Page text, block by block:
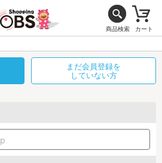
商品検索 カート
まだ会員登録を
していない方